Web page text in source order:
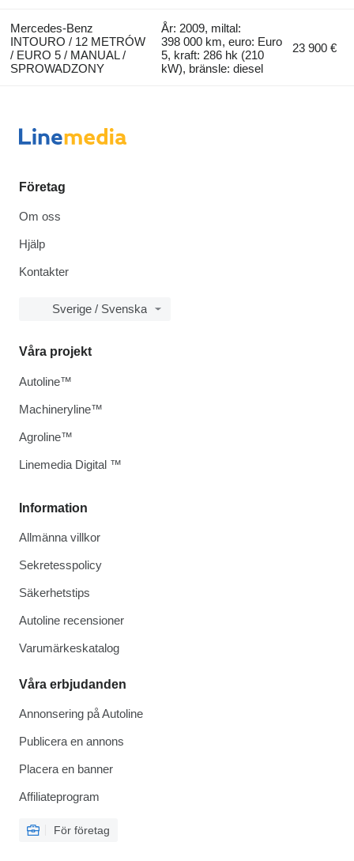
Mercedes-Benz
INTOURO / 12 METRÓW
/ EURO 5 / MANUAL /
SPROWADZONY
År: 2009, miltal:
398 000 km, euro: Euro
5, kraft: 286 hk (210
kW), bränsle: diesel
23 900 €
Företag
Om oss
Hjälp
Kontakter
Sverige / Svenska
Information
Allmänna villkor
Sekretesspolicy
Säkerhetstips
Autoline recensioner
Varumärkeskatalog
Våra erbjudanden
Annonsering på Autoline
Publicera en annons
Placera en banner
Affiliateprogram
För företag
Våra projekt
Autoline™
Machineryline™
Agroline™
Linemedia Digital ™